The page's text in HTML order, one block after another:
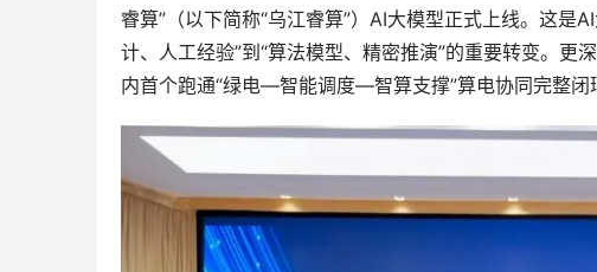
睿算”（以下简称“乌江睿算”）AI大模型正式上线。这是
计、人工经验”到“算法模型、精密推演”的重要转变。更
内首个跑通“绿电—智能调度—智算支撑”算电协同完整闭